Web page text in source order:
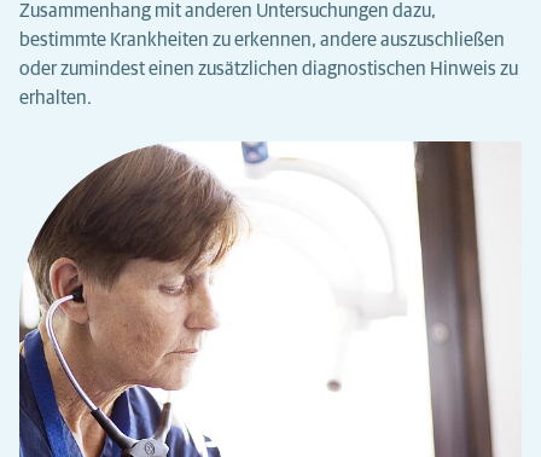
Zusammenhang mit anderen Untersuchungen dazu,
bestimmte Krankheiten zu erkennen, andere auszuschließen
oder zumindest einen zusätzlichen diagnostischen Hinweis zu
erhalten.